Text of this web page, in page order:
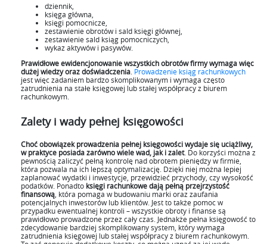
dziennik,
księga główna,
księgi pomocnicze,
zestawienie obrotów i sald księgi głównej,
zestawienie sald ksiąg pomocniczych,
wykaz aktywów i pasywów.
Prawidłowe ewidencjonowanie wszystkich obrotów firmy wymaga więc
dużej wiedzy oraz doświadczenia Prowadzenie ksiąg rachunkowych
jest więc zadaniem bardzo skomplikowanym i wymaga często
zatrudnienia na stałe księgowej lub stałej współpracy z biurem
rachunkowym.
Zalety i wady pełnej księgowości
Choć obowiązek prowadzenia pełnej księgowości wydaje się uciążliwy,
w praktyce posiada zarówno wiele wad, jak i zalet. Do korzyści można z
pewnością zaliczyć pełną kontrolę nad obrotem pieniędzy w firmie,
która pozwala na ich lepszą optymalizację. Dzięki niej można lepiej
zaplanować wydatki i inwestycje, przewidzieć przychody, czy wysokość
podatków. Ponadto księgi rachunkowe dają pełną przejrzystość
finansową , która pomaga w budowaniu marki oraz zaufania
potencjalnych inwestorów lub klientów. Jest to także pomoc w
przypadku ewentualnej kontroli – wszystkie obroty i finanse są
prawidłowo prowadzone przez cały czas. Jednakże pełna księgowość to
zdecydowanie bardziej skomplikowany system, który wymaga
zatrudnienia księgowej lub stałej współpracy z biurem rachunkowym.